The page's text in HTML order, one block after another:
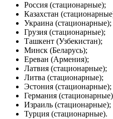
Россия (стационарные);
Казахстан
Украина (стационарные);
Грузия (стационарные);
Ташкент (Узбекистан);
Минск (Беларусь);
Ереван (Армения);
Латвия (стационарные);
Литва (стационарные);
Эстония (стационарные);
Германия
Израиль (стационарные);
Турция (стационарные).